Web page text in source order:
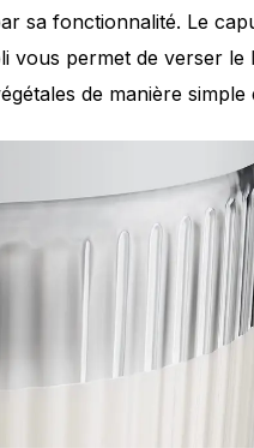
sa fonctionnalité. Le
vous permet de verser le
de manière simple